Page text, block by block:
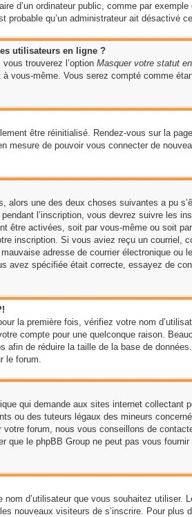
d’un ordinateur public, comme par
qu’un administrateur ait désactivé
utilisateurs en ligne ?
trouverez l’option Masquer votre statut
vous-même. Vous serez compté comme
être réinitialisé. Rendez-vous sur la
mesure de pouvoir vous connecter de
alors une des deux choses suivantes a pu
l’inscription, vous devrez suivre les
être activées, soit par vous-même ou soit
inscription. Si vous aviez reçu un courriel,
adresse de courrier électronique ou
avez spécifiée était correcte, essayez de
la première fois, vérifiez votre nom
compte pour une quelconque raison.
afin de réduire la taille de la base de
le forum.
qui demande aux sites internet collectant
ou des tuteurs légaux des mineurs
forum, nous vous conseillons de
le phpBB Group ne peut pas vous fournir
d’utilisateur que vous souhaitez utiliser.
nouveaux visiteurs de s’inscrire. Pour plus